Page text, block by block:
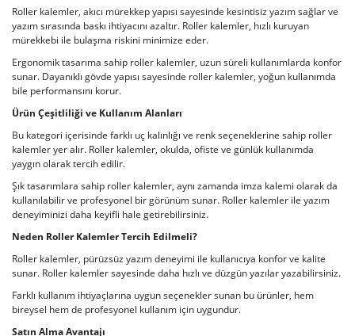
Roller kalemler, akıcı mürekkep yapısı sayesinde kesintisiz yazım sağlar ve
yazım sırasında baskı ihtiyacını azaltır. Roller kalemler, hızlı kuruyan
mürekkebi ile bulaşma riskini minimize eder.
Ergonomik tasarıma sahip roller kalemler, uzun süreli kullanımlarda konfor
sunar. Dayanıklı gövde yapısı sayesinde roller kalemler, yoğun kullanımda
bile performansını korur.
Ürün Çeşitliliği ve Kullanım Alanları
Bu kategori içerisinde farklı uç kalınlığı ve renk seçeneklerine sahip roller
kalemler yer alır. Roller kalemler, okulda, ofiste ve günlük kullanımda
yaygın olarak tercih edilir.
Şık tasarımlara sahip roller kalemler, aynı zamanda imza kalemi olarak da
kullanılabilir ve profesyonel bir görünüm sunar. Roller kalemler ile yazım
deneyiminizi daha keyifli hale getirebilirsiniz.
Neden Roller Kalemler Tercih Edilmeli?
Roller kalemler, pürüzsüz yazım deneyimi ile kullanıcıya konfor ve kalite
sunar. Roller kalemler sayesinde daha hızlı ve düzgün yazılar yazabilirsiniz.
Farklı kullanım ihtiyaçlarına uygun seçenekler sunan bu ürünler, hem
bireysel hem de profesyonel kullanım için uygundur.
Satın Alma Avantajı